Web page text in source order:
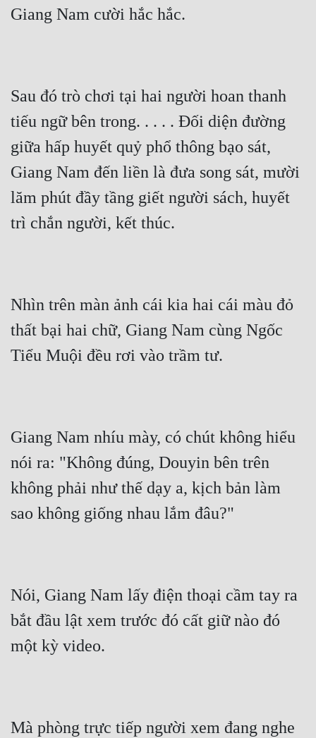
Giang Nam cười hắc hắc.
Sau đó trò chơi tại hai người hoan thanh
tiếu ngữ bên trong. . . . . Đối diện đường
giữa hấp huyết quỷ phổ thông bạo sát,
Giang Nam đến liền là đưa song sát, mười
lăm phút đầy tầng giết người sách, huyết
trì chắn người, kết thúc.
Nhìn trên màn ảnh cái kia hai cái màu đỏ
thất bại hai chữ, Giang Nam cùng Ngốc
Tiểu Muội đều rơi vào trầm tư.
Giang Nam nhíu mày, có chút không hiểu
nói ra: "Không đúng, Douyin bên trên
không phải như thế dạy a, kịch bản làm
sao không giống nhau lắm đâu?"
Nói, Giang Nam lấy điện thoại cầm tay ra
bắt đầu lật xem trước đó cất giữ nào đó
một kỳ video.
Mà phòng trực tiếp người xem đang nghe